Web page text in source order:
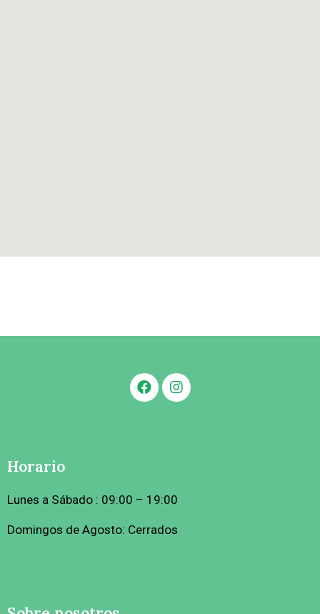
Horario
Lunes a Sábado : 09:00 – 19:00
Domingos de Agosto: Cerrados